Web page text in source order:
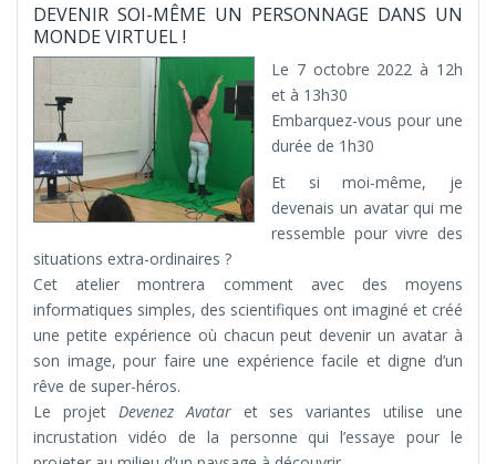
DEVENIR SOI-MÊME UN PERSONNAGE DANS UN
MONDE VIRTUEL !
Le 7 octobre 2022 à 12h
et à 13h30
Embarquez-vous pour une
durée de 1h30
Et si moi-même, je
devenais un avatar qui me
ressemble pour vivre des
situations extra-ordinaires ?
Cet atelier montrera comment avec des moyens
informatiques simples, des scientifiques ont imaginé et créé
une petite expérience où chacun peut devenir un avatar à
son image, pour faire une expérience facile et digne d’un
rêve de super-héros.
Le projet Devenez Avataret ses variantes utilise une
incrustation vidéo de la personne qui l’essaye pour le